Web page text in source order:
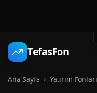
TefasFon
Ana Sayfa › Yatırım Fonları